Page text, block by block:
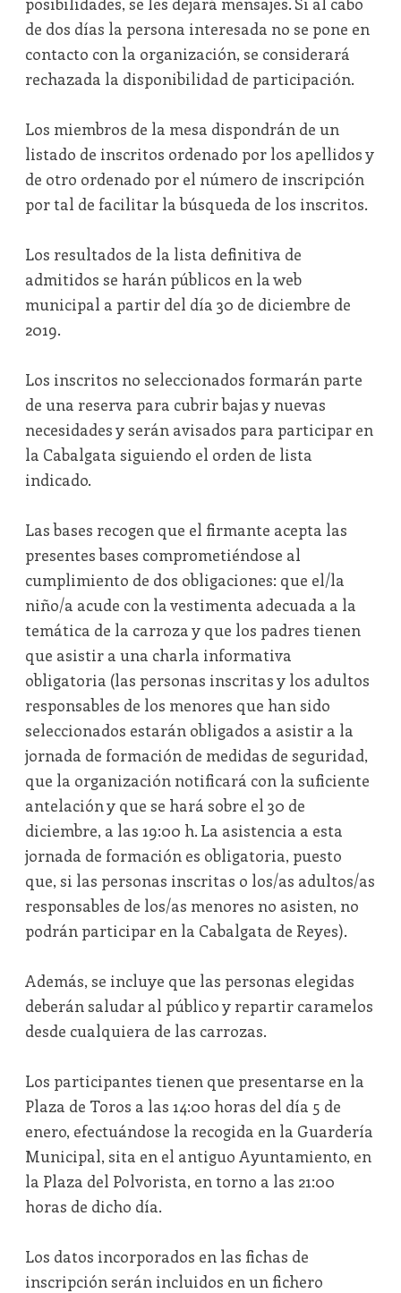
de dos días la persona interesada no se pone en
contacto con la organización, se considerará
rechazada la disponibilidad de participación.
Los miembros de la mesa dispondrán de un
listado de inscritos ordenado por los apellidos y
de otro ordenado por el número de inscripción
por tal de facilitar la búsqueda de los inscritos.
Los resultados de la lista definitiva de
admitidos se harán públicos en la web
municipal a partir del día 30 de diciembre de
2019.
Los inscritos no seleccionados formarán parte
de una reserva para cubrir bajas y nuevas
necesidades y serán avisados para participar en
la Cabalgata siguiendo el orden de lista
indicado.
Las bases recogen que el firmante acepta las
presentes bases comprometiéndose al
cumplimiento de dos obligaciones: que el/la
niño/a acude con la vestimenta adecuada a la
temática de la carroza y que los padres tienen
que asistir a una charla informativa
obligatoria (las personas inscritas y los adultos
responsables de los menores que han sido
seleccionados estarán obligados a asistir a la
jornada de formación de medidas de seguridad,
que la organización notificará con la suficiente
antelación y que se hará sobre el 30 de
diciembre, a las 19:00 h. La asistencia a esta
jornada de formación es obligatoria, puesto
que, si las personas inscritas o los/as adultos/as
responsables de los/as menores no asisten, no
podrán participar en la Cabalgata de Reyes).
Además, se incluye que las personas elegidas
deberán saludar al público y repartir caramelos
desde cualquiera de las carrozas.
Los participantes tienen que presentarse en la
Plaza de Toros a las 14:00 horas del día 5 de
enero, efectuándose la recogida en la Guardería
Municipal, sita en el antiguo Ayuntamiento, en
la Plaza del Polvorista, en torno a las 21:00
horas de dicho día.
Los datos incorporados en las fichas de
inscripción serán incluidos en un fichero